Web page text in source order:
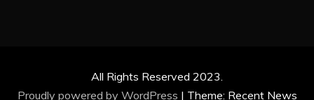
All Rights Reserved 2023.
Proudly powered by WordPress | Theme: Recent News